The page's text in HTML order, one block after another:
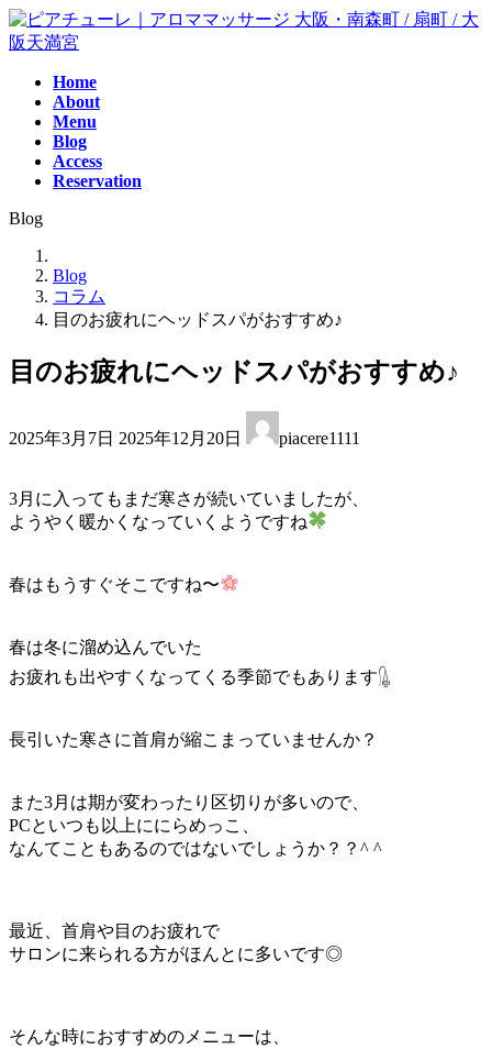
コ
ン
プ
ナ
ビ
動
Home
About
Menu
Blog
Access
Reservation
Blog
Blog
コラム
目のお疲れにヘッドスパがおすすめ♪
目のお疲れにヘッドスパがおすすめ♪
2025年3月7日 終
新
日
時
2025年12月20日 piacere1111
3月に入ってもまだ寒さが続いていましたが、
ようやく暖かくなっていくようですね
春はもうすぐそこですね〜
春は冬に溜め込んでいた
お疲れも出やすくなってくる季節でもあります𓊮
長引いた寒さに首肩が縮こまっていませんか？
また3月は期が変わったり区切りが多いので、
PCといつも以上ににらめっこ、
なんてこともあるのではないでしょうか？？^ ^
最近、首肩や目のお疲れで
サロンに来られる方がほんとに多いです◎
そんな時におすすめのメニューは、